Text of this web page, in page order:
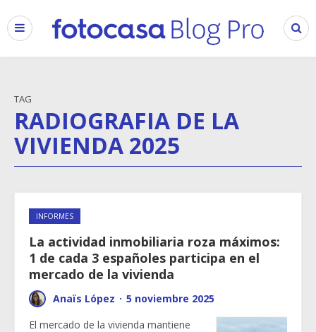
TAG
RADIOGRAFIA DE LA
VIVIENDA 2025
INFORMES
La actividad inmobiliaria roza máximos:
1 de cada 3 españoles participa en el
mercado de la vivienda
Anaïs López · 5 noviembre 2025
El mercado de la vivienda mantiene